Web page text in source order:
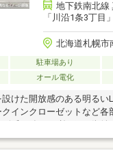
地下鉄南北線
「川沿1条3丁目
北海道札幌市
駐車場あり
オール電化
けた開放感のある明るい
インクローゼットなど各